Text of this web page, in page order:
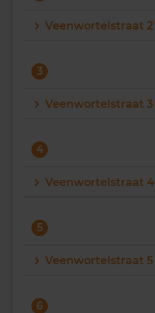
Veenwortelstraat 2
3
Veenwortelstraat 3
4
Veenwortelstraat 4
5
Veenwortelstraat 5
6